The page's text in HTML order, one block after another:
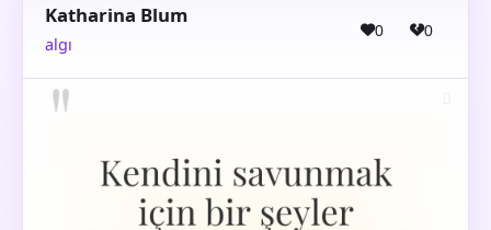
Katharina Blum
algı
0 0